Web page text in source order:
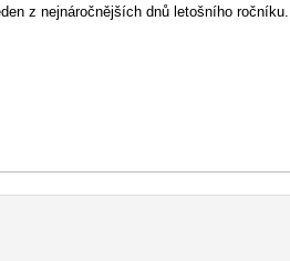
z nejnáročnějších dnů letošního ročníku.